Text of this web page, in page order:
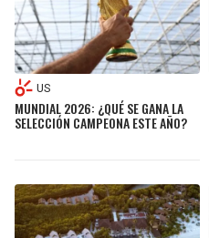
US
MUNDIAL 2026: ¿QUÉ SE GANA LA
SELECCIÓN CAMPEONA ESTE AÑO?